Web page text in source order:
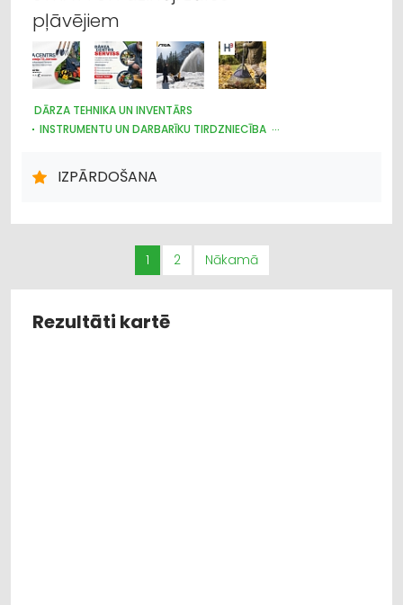
pļāvējiem
DĀRZA TEHNIKA UN INVENTĀRS
INSTRUMENTU UN DARBARĪKU TIRDZNIECĪBA
LABOŠANA, REMONTS
LABIEKĀRTOŠANA, APZAĻUMOŠANA
KOKU KOPŠANA, ARBORISTI
INTERNETVEIKALI, E-KOMERCIJA
IZPĀRDOŠANA
1 2 Nākamā
Rezultāti kartē